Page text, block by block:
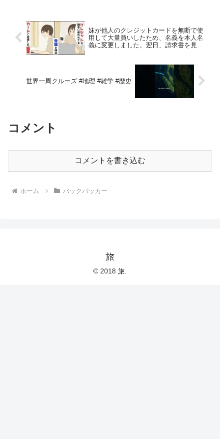
妹が他人のクレジットカードを無断で使
用して大量買いしたため、名義を本人名
義に変更しました。翌日、請求書を見た
世界一周クルーズ #地理 #雑学 #歴史
コメント
コメントを書き込む
ホーム バックパッカー
旅
© 2018 旅.